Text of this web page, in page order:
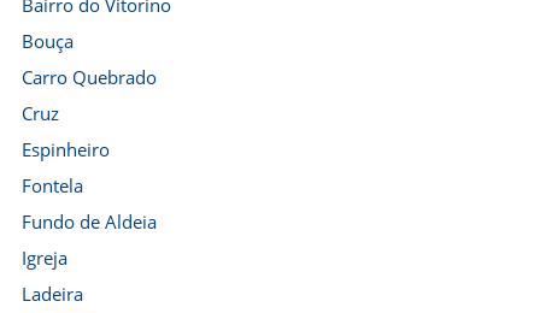
Bairro do Vitorino
Bouça
Carro Quebrado
Cruz
Espinheiro
Fontela
Fundo de Aldeia
Igreja
Ladeira